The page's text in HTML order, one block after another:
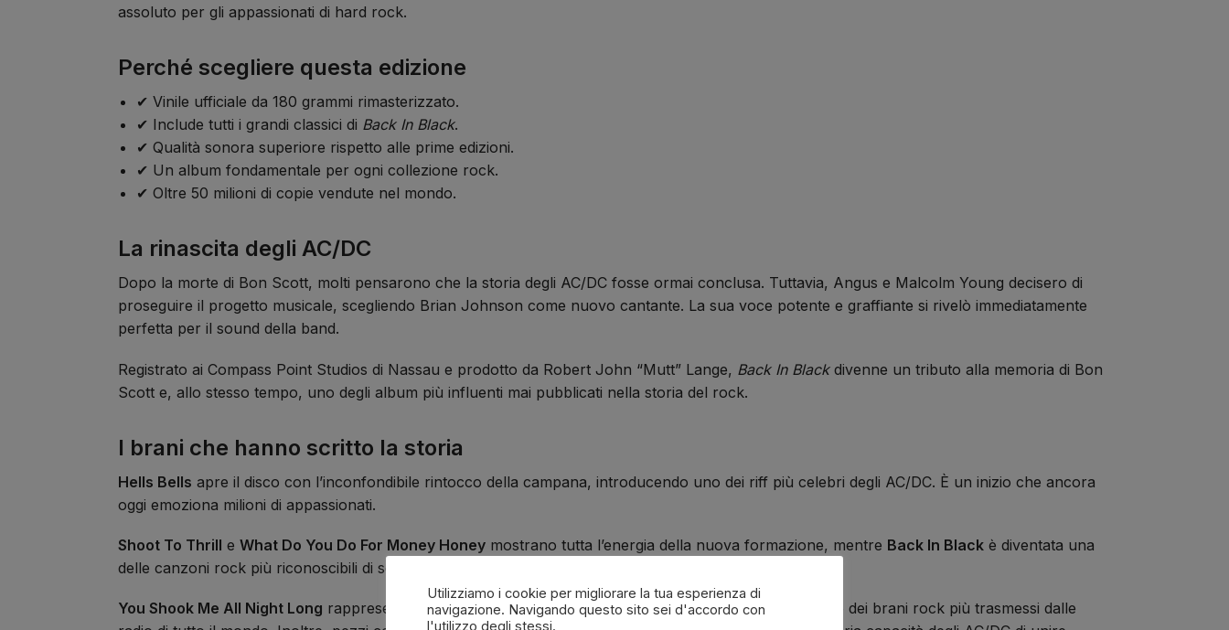
assoluto per gli appassionati di hard rock.
Perché scegliere questa edizione
✔ Vinile ufficiale da 180 grammi rimasterizzato.
✔ Include tutti i grandi classici di Back In Black.
✔ Qualità sonora superiore rispetto alle prime edizioni.
✔ Un album fondamentale per ogni collezione rock.
✔ Oltre 50 milioni di copie vendute nel mondo.
La rinascita degli AC/DC
Dopo la morte di Bon Scott, molti pensarono che la storia degli AC/DC fosse ormai conclusa. Tuttavia, Angus e Malcolm Young decisero di
proseguire il progetto musicale, scegliendo Brian Johnson come nuovo cantante. La sua voce potente e graffiante si rivelò immediatamente
perfetta per il sound della band.
Registrato ai Compass Point Studios di Nassau e prodotto da Robert John “Mutt” Lange, Back In Blackdivenne un tributo alla memoria di Bon
Scott e, allo stesso tempo, uno degli album più influenti mai pubblicati nella storia del rock.
I brani che hanno scritto la storia
Hells Bells apre il disco con l’inconfondibile rintocco della campana, introducendo uno dei riff più celebri degli AC/DC. È un inizio che ancora
oggi emoziona milioni di appassionati.
Shoot To Thrill e What Do You Do For Money Honeymostrano tutta l’energia della nuova formazione, mentre Back In Blackè diventata una
delle canzoni rock più riconoscibili di sempre grazie al celebre riff di Angus Young.
You Shook Me All Night Long rappresenta invece il lato più melodico della band e continua a essere uno dei brani rock più trasmessi dalle
Utilizziamo i cookie per migliorare la tua esperienza di
navigazione. Navigando questo sito sei d'accordo con
l'utilizzo degli stessi.